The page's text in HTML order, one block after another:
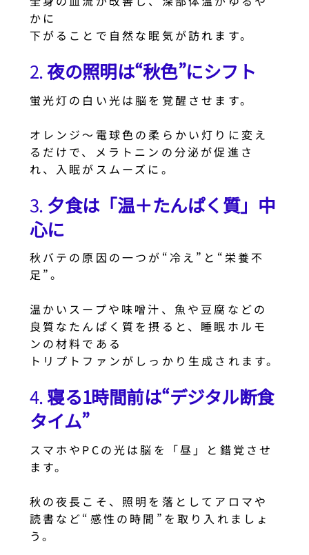
かに
下がることで自然な眠気が訪れます。
2.夜の照明は“秋色”にシフト
蛍光灯の白い光は脳を覚醒させます。
オレンジ〜電球色の柔らかい灯りに変え
るだけで、メラトニンの分泌が促進さ
れ、入眠がスムーズに。
3.夕食は「温＋たんぱく質」中
心に
秋バテの原因の一つが“冷え”と“栄養不
足”。
温かいスープや味噌汁、魚や豆腐などの
良質なたんぱく質を摂ると、睡眠ホルモ
ンの材料である
トリプトファンがしっかり生成されます。
4.寝る1時間前は“デジタル断食
タイム”
スマホやPCの光は脳を「昼」と錯覚させ
ます。
秋の夜長こそ、照明を落としてアロマや
読書など“感性の時間”を取り入れましょ
う。